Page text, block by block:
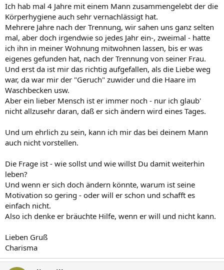
Ich hab mal 4 Jahre mit einem Mann zusammengelebt der die
Körperhygiene auch sehr vernachlässigt hat.
Mehrere Jahre nach der Trennung, wir sahen uns ganz selten
mal, aber doch irgendwie so jedes Jahr ein-, zweimal - hatte
ich ihn in meiner Wohnung mitwohnen lassen, bis er was
eigenes gefunden hat, nach der Trennung von seiner Frau.
Und erst da ist mir das richtig aufgefallen, als die Liebe weg
war, da war mir der "Geruch" zuwider und die Haare im
Waschbecken usw.
Aber ein lieber Mensch ist er immer noch - nur ich glaub'
nicht allzusehr daran, daß er sich ändern wird eines Tages.
Und um ehrlich zu sein, kann ich mir das bei deinem Mann
auch nicht vorstellen.
Die Frage ist - wie sollst und wie willst Du damit weiterhin
leben?
Und wenn er sich doch ändern könnte, warum ist seine
Motivation so gering - oder will er schon und schafft es
einfach nicht.
Also ich denke er bräuchte Hilfe, wenn er will und nicht kann.
Lieben Gruß
Charisma